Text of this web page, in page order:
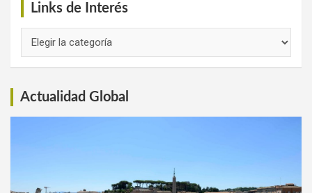
Links de Interés
Actualidad Global